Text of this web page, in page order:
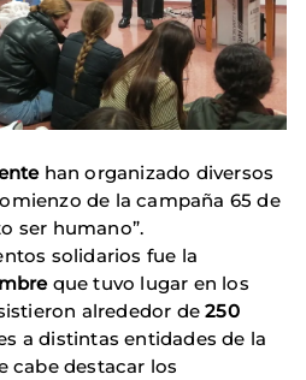
han organizado diversos
de la campaña 65 de
ser humano”.
solidarios fue la
que tuvo lugar en los
alrededor de250
a distintas entidades de la
cabe destacar los